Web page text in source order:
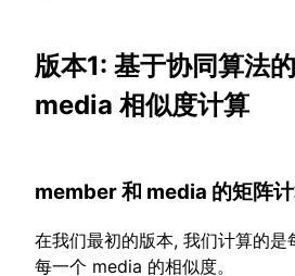
版本1: 基于协同算法
media 相似度计算
member 和 media 的矩阵
在我们最初的版本, 我们计算的
每一个 media 的相似度。